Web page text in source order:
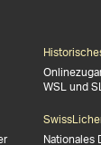
WSL und